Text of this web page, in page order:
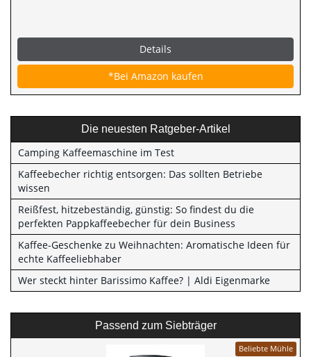
Details
*Bei Amazon kaufen
Die neuesten Ratgeber-Artikel
Camping Kaffeemaschine im Test
Kaffeebecher richtig entsorgen: Das sollten Betriebe
wissen
Reißfest, hitzebeständig, günstig: So findest du die
perfekten Pappkaffeebecher für dein Business
Kaffee-Geschenke zu Weihnachten: Aromatische Ideen für
echte Kaffeeliebhaber
Wer steckt hinter Barissimo Kaffee? | Aldi Eigenmarke
Passend zum Siebträger
Beliebte Mühle